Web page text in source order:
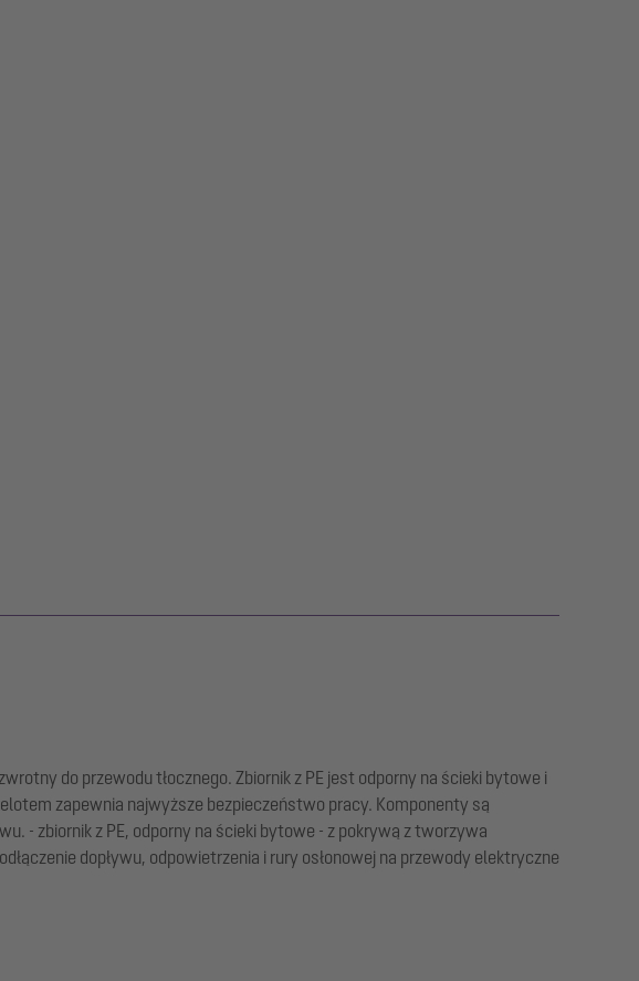
do przewodu tłocznego. Zbiornik z PE jest odporny na ścieki bytowe i
zapewnia najwyższe bezpieczeństwo pracy. Komponenty są
- zbiornik z PE, odporny na ścieki bytowe - z pokrywą z tworzywa
dopływu, odpowietrzenia i rury osłonowej na przewody elektryczne